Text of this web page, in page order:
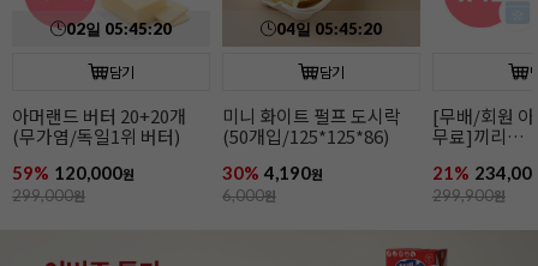
담기
[무배/회원 아이스박스
무료]끼리
크림치즈1kgx12개
21% 234,000원
299,900원
담기
매일 생크림R(500ml/
유지방38%)
37% 4,990원
8,000원
홍차가루
15% 5,490원
6,500원